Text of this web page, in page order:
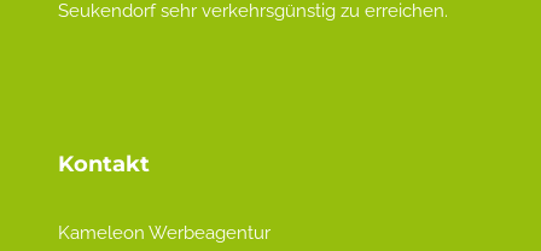
Seukendorf sehr verkehrsgünstig zu erreichen.
Kontakt
Kameleon Werbeagentur